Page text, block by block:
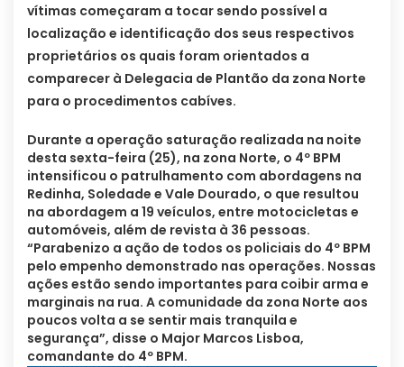
vítimas começaram a tocar sendo possível a
localização e identificação dos seus respectivos
proprietários os quais foram orientados a
comparecer à Delegacia de Plantão da zona Norte
para o procedimentos cabíves.
Durante a operação saturação realizada na noite
desta sexta-feira (25), na zona Norte, o 4º BPM
intensificou o patrulhamento com abordagens na
Redinha, Soledade e Vale Dourado, o que resultou
na abordagem a 19 veículos, entre motocicletas e
automóveis, além de revista à 36 pessoas.
“Parabenizo a ação de todos os policiais do 4º BPM
pelo empenho demonstrado nas operações. Nossas
ações estão sendo importantes para coibir arma e
marginais na rua. A comunidade da zona Norte aos
poucos volta a se sentir mais tranquila e
segurança”, disse o Major Marcos Lisboa,
comandante do 4º BPM.